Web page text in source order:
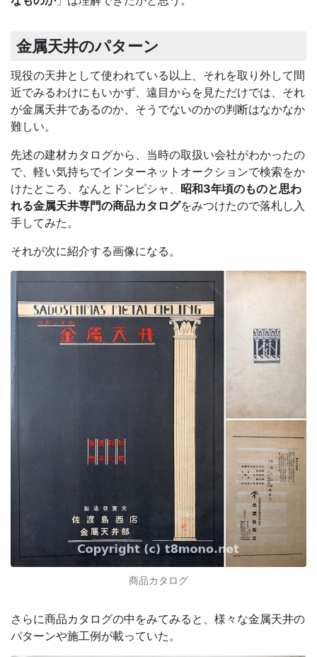
金属天井のパターン
現役の天井として使われている以上、それを取り外して間
近でみるわけにもいかず、遠目からを見ただけでは、それ
が金属天井であるのか、そうでないのかの判断はなかなか
難しい。
先述の建材カタログから、当時の取扱い会社がわかったの
で、軽い気持ちでインターネットオークションで検索をか
けたところ、なんとドンピシャ、 昭和3年頃のものと思わ
れる金属天井専門の商品カタログをみつけたので落札し入
手してみた。
それが次に紹介する画像になる。
商品カタログ
さらに商品カタログの中をみてみると、様々な金属天井の
パターンや施工例が載っていた。